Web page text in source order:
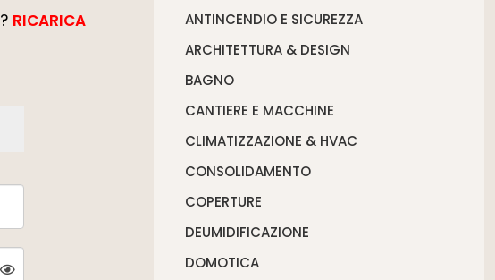
? RICARICA
ANTINCENDIO E SICUREZZA
ARCHITETTURA & DESIGN
BAGNO
CANTIERE E MACCHINE
CLIMATIZZAZIONE & HVAC
CONSOLIDAMENTO
COPERTURE
DEUMIDIFICAZIONE
DOMOTICA